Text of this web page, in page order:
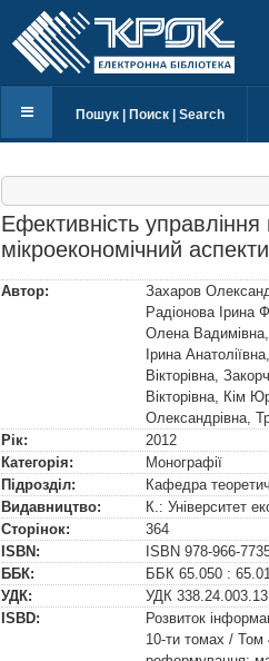
Пошук | Поиск | Search
Ефективність
мікроекономічний аспекти
Автор: Захаров
Радіонова Ірина
Олена Вадимівна,
Ірина Анатоліївна,
Вікторівна,
Вікторівна, Кім
Олександрівна,
Рік:
2012
Категорія:
Монографії
Підрозділ:
Кафедра
Видавництво:
К.: Університет
Сторінок:
364
ISBN:
ISBN 978-966-
ББК:
ББК 65.050 :
УДК:
УДК
ISBD:
Розвиток
10-ти томах / Том